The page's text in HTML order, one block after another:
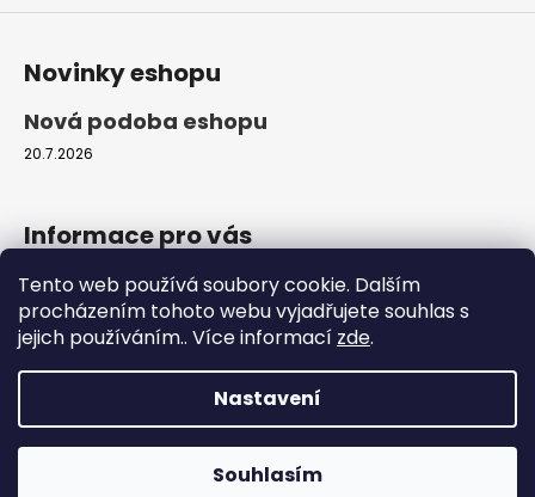
Tento web používá soubory cookie. Dalším
procházením tohoto webu vyjadřujete souhlas s
jejich používáním.. Více informací zde.
Nastavení
Souhlasím
u
Novinky eshopu
Nová podoba eshopu
20.7.2026
Informace pro vás
Obchodní podmínky
Podmínky ochrany osobních údajů
Moje objednávka
Copyright 2026ProfiZvířátka.cz. Všechna práva
vyhrazena.